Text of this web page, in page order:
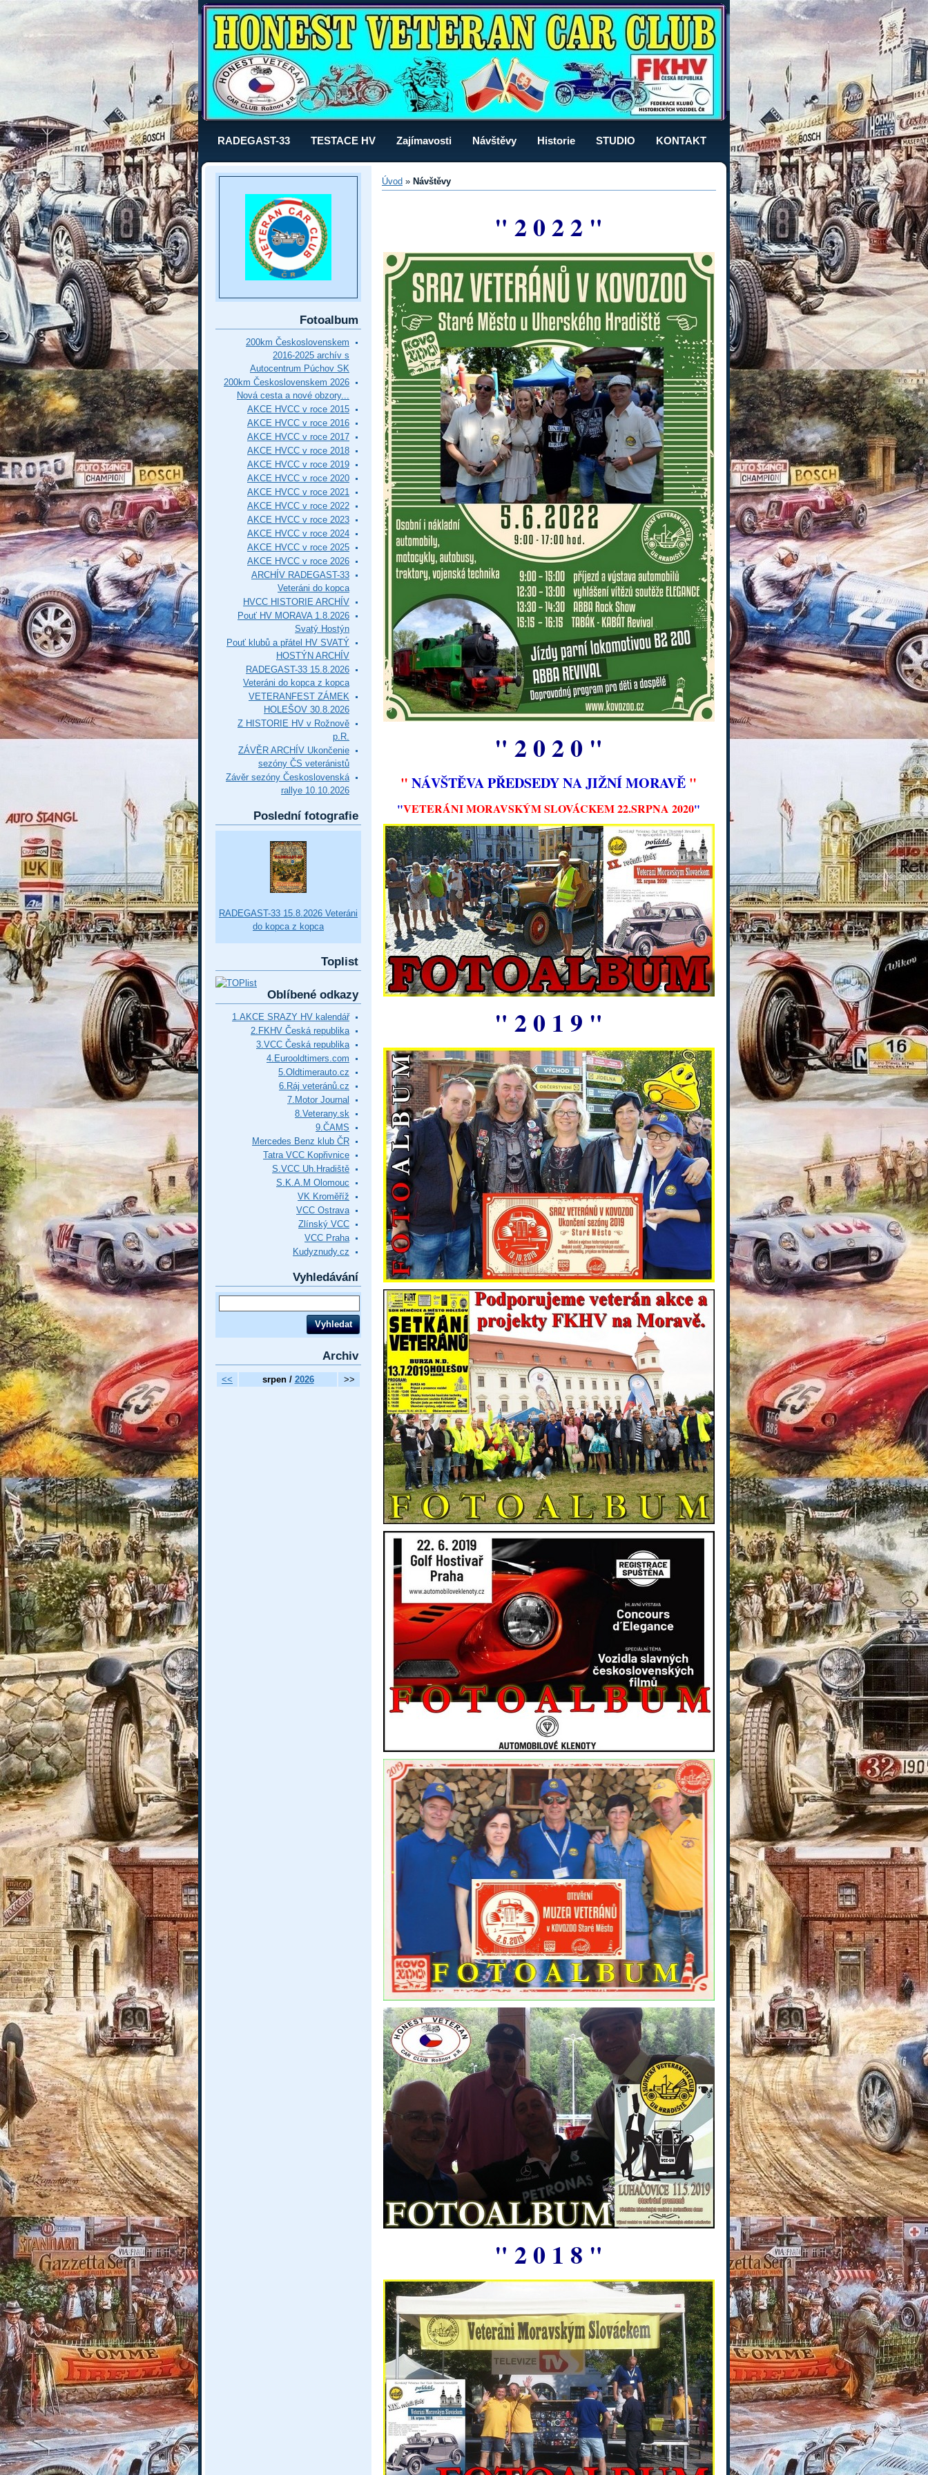
RADEGAST-33 TESTACE HV Zajímavosti Návštěvy Historie STUDIO KONTAKT
Úvod » Návštěvy
" 2 0 2 2 "
" 2 0 2 0 "
" NÁVŠTĚVA PŘEDSEDY NA JIŽNÍ MORAVĚ "
"VETERÁNI MORAVSKÝM SLOVÁCKEM 22.SRPNA 2020"
" 2 0 1 9 "
" 2 0 1 8 "
Fotoalbum
200km Československem
2016-2025 archív s
Autocentrum Púchov SK
200km Československem 2026
Nová cesta a nové obzory...
AKCE HVCC v roce 2015
AKCE HVCC v roce 2016
AKCE HVCC v roce 2017
AKCE HVCC v roce 2018
AKCE HVCC v roce 2019
AKCE HVCC v roce 2020
AKCE HVCC v roce 2021
AKCE HVCC v roce 2022
AKCE HVCC v roce 2023
AKCE HVCC v roce 2024
AKCE HVCC v roce 2025
AKCE HVCC v roce 2026
ARCHÍV RADEGAST-33
Veteráni do kopca
HVCC HISTORIE ARCHÍV
Pouť HV MORAVA 1.8.2026
Svatý Hostýn
Pouť klubů a přátel HV SVATÝ
HOSTÝN ARCHÍV
RADEGAST-33 15.8.2026
Veteráni do kopca z kopca
VETERANFEST ZÁMEK
HOLEŠOV 30.8.2026
Z HISTORIE HV v Rožnově
p.R.
ZÁVĚR ARCHÍV Ukončenie
sezóny ČS veteránistů
Závěr sezóny Československá
rallye 10.10.2026
Poslední fotografie
RADEGAST-33 15.8.2026 Veteráni
do kopca z kopca
Toplist
Oblíbené odkazy
1.AKCE SRAZY HV kalendář
2.FKHV Česká republika
3.VCC Česká republika
4.Eurooldtimers.com
5.Oldtimerauto.cz
6.Ráj veteránů.cz
7.Motor Journal
8.Veterany.sk
9.ČAMS
Mercedes Benz klub ČR
Tatra VCC Kopřivnice
S.VCC Uh.Hradiště
S.K.A.M Olomouc
VK Kroměříž
VCC Ostrava
Zlínský VCC
VCC Praha
Kudyznudy.cz
Vyhledávání
Archiv
<< srpen / 2026 >>